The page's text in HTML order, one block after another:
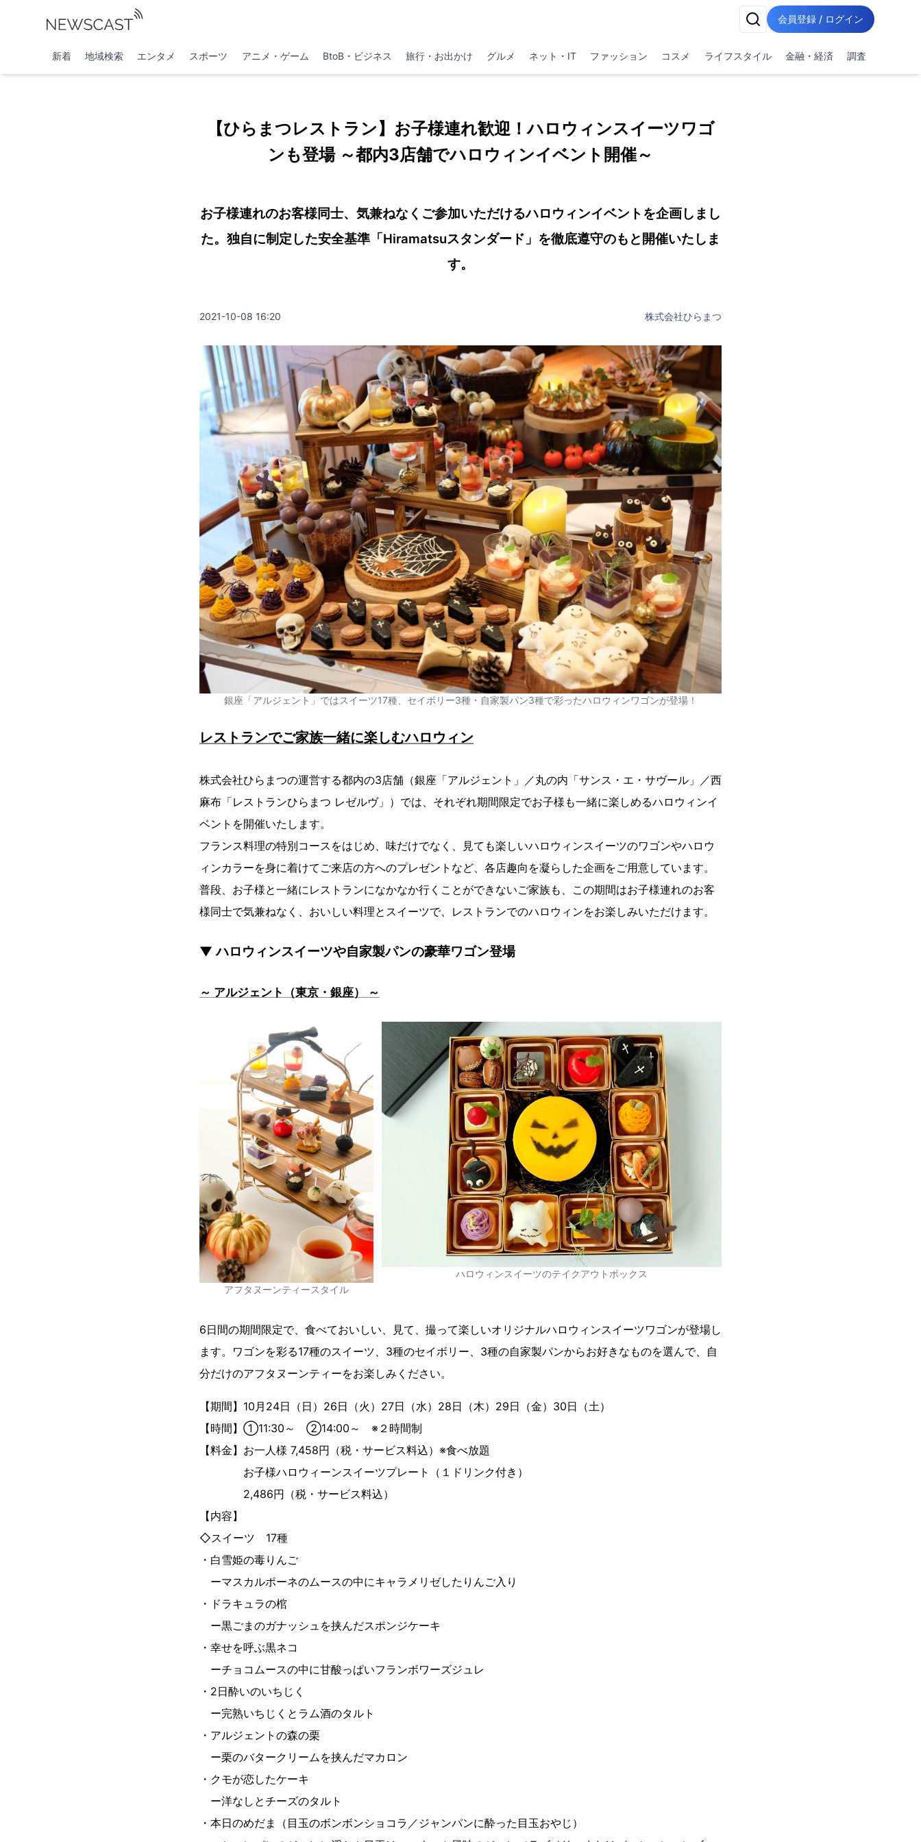
会員登録 / ログイン
新着 地域検索 エンタメ スポーツ アニメ・ゲーム BtoB・ビジネス 旅行・お出かけ グルメ ネット・IT ファッション コスメ ライフスタイル 金融・経済 調査
【ひらまつレストラン】お子様連れ歓迎！ハロウィンスイーツワゴ
ンも登場 ～都内3店舗でハロウィンイベント開催～
お子様連れのお客様同士、気兼ねなくご参加いただけるハロウィンイベントを企画しまし
た。独自に制定した安全基準「Hiramatsuスタンダード」を徹底遵守のもと開催いたしま
す。
2021-10-08 16:20 株式会社ひらまつ
銀座「アルジェント」ではスイーツ17種、セイボリー3種・自家製パン3種で彩ったハロウィンワゴンが登場！
レストランでご家族一緒に楽しむハロウィン
株式会社ひらまつの運営する都内の3店舗（銀座「アルジェント」／丸の内「サンス・エ・サヴール」／西
麻布「レストランひらまつ レゼルヴ」）では、それぞれ期間限定でお子様も一緒に楽しめるハロウィンイ
ベントを開催いたします。
フランス料理の特別コースをはじめ、味だけでなく、見ても楽しいハロウィンスイーツのワゴンやハロウ
ィンカラーを身に着けてご来店の方へのプレゼントなど、各店趣向を凝らした企画をご用意しています。
普段、お子様と一緒にレストランになかなか行くことができないご家族も、この期間はお子様連れのお客
様同士で気兼ねなく、おいしい料理とスイーツで、レストランでのハロウィンをお楽しみいただけます。
▼ ハロウィンスイーツや自家製パンの豪華ワゴン登場
～ アルジェント（東京・銀座） ～
アフタヌーンティースタイル
ハロウィンスイーツのテイクアウトボックス
6日間の期間限定で、食べておいしい、見て、撮って楽しいオリジナルハロウィンスイーツワゴンが登場し
ます。ワゴンを彩る17種のスイーツ、3種のセイボリー、3種の自家製パンからお好きなものを選んで、自
分だけのアフタヌーンティーをお楽しみください。
【期間】10月24日（日）26日（火）27日（水）28日（木）29日（金）30日（土）
【時間】①11:30～ ②14:00～ ※２時間制
【料金】お一人様 7,458円（税・サービス料込）※食べ放題
お子様ハロウィーンスイーツプレート（１ドリンク付き）
2,486円（税・サービス料込）
【内容】
◇スイーツ 17種
・白雪姫の毒りんご
ーマスカルポーネのムースの中にキャラメリゼしたりんご入り
・ドラキュラの棺
ー黒ごまのガナッシュを挟んだスポンジケーキ
・幸せを呼ぶ黒ネコ
ーチョコムースの中に甘酸っぱいフランボワーズジュレ
・2日酔いのいちじく
ー完熟いちじくとラム酒のタルト
・アルジェントの森の栗
ー栗のバタークリームを挟んだマカロン
・クモが恋したケーキ
ー洋なしとチーズのタルト
・本日のめだま（目玉のボンボンショコラ／ジャンパンに酔った目玉おやじ）